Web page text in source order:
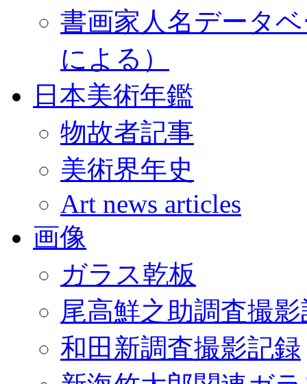
書画家人名データ
による）
日本美術年鑑
物故者記事
美術界年史
Art news articles
画像
ガラス乾板
尾高鮮之助調査撮
和田新調査撮影記録